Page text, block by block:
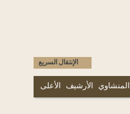
الإنتقال السريع
المنشاوي الأرشيف الأعلى